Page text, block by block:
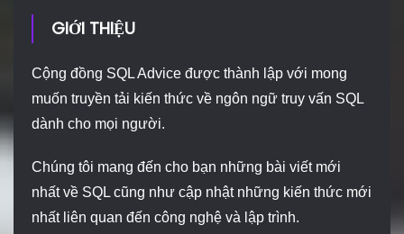
GIỚI THIỆU
Cộng đồng SQL Advice được thành lập với mong
muốn truyền tải kiến thức về ngôn ngữ truy vấn SQL
dành cho mọi người.
Chúng tôi mang đến cho bạn những bài viết mới
nhất về SQL cũng như cập nhật những kiến thức mới
nhất liên quan đến công nghệ và lập trình.